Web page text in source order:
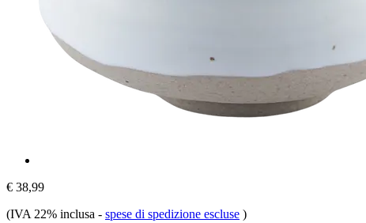
€ 38,99
(IVA 22% inclusa - spese di spedizione escluse )